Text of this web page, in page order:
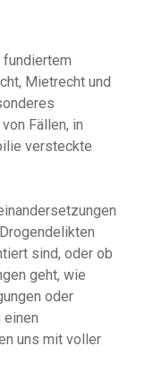
fundiertem
Mietrecht und
Fällen, in
versteckte
sind, oder ob
geht, wie
oder
einen
uns mit voller